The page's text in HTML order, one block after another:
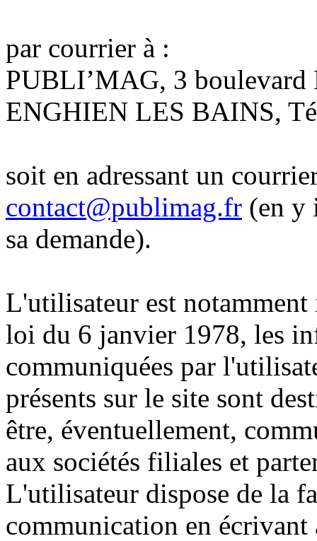
par courrier à :
PUBLI’MAG, 3
ENGHIEN LES BAINS,
soit en adressant un
contact@publimag.fr (en y
sa demande).
L'utilisateur est
loi du 6 janvier 1978, les
communiquées par
présents sur le site sont
être, éventuellement,
aux sociétés filiales et
L'utilisateur dispose de la
communication en écrivant